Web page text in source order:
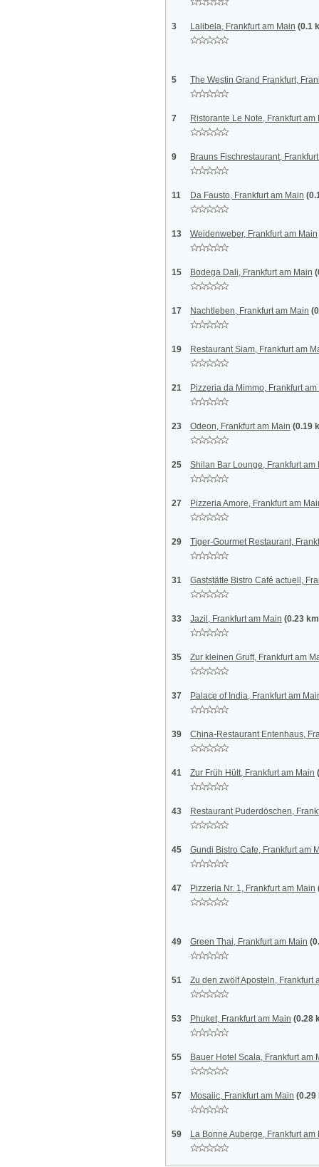
3 Lalibela, Frankfurt am Main (0.1
5 The Westin Grand Frankfurt,
7 Ristorante Le Note, Frankfurt am
9 Brauns Fischrestaurant,
11 Da Fausto, Frankfurt am Main
13 Weidenweber, Frankfurt am Main
15 Bodega Dali, Frankfurt am Main
17 Nachtleben, Frankfurt am Main
19 Restaurant Siam, Frankfurt am
21 Pizzeria da Mimmo, Frankfurt
23 Odeon, Frankfurt am Main (0.19
25 Shilan Bar Lounge, Frankfurt am
27 Pizzeria Amore, Frankfurt am
29 Tiger-Gourmet Restaurant,
31 Gaststätte Bistro Café actuell,
33 Jazil, Frankfurt am Main (0.23
35 Zur kleinen Gruft, Frankfurt am
37 Palace of India, Frankfurt am
39 China-Restaurant Entenhaus,
41 Zur Früh Hütt, Frankfurt am Main
43 Restaurant Puderdöschen,
45 Gundi Bistro Cafe, Frankfurt am
47 Pizzeria Nr. 1, Frankfurt am Main
49 Green Thai, Frankfurt am Main
51 Zu den zwölf Aposteln, Frankfurt
53 Phuket, Frankfurt am Main (0.28
55 Bauer Hotel Scala, Frankfurt am
57 Mosaiic, Frankfurt am Main (0.29
59 La Bonne Auberge, Frankfurt am